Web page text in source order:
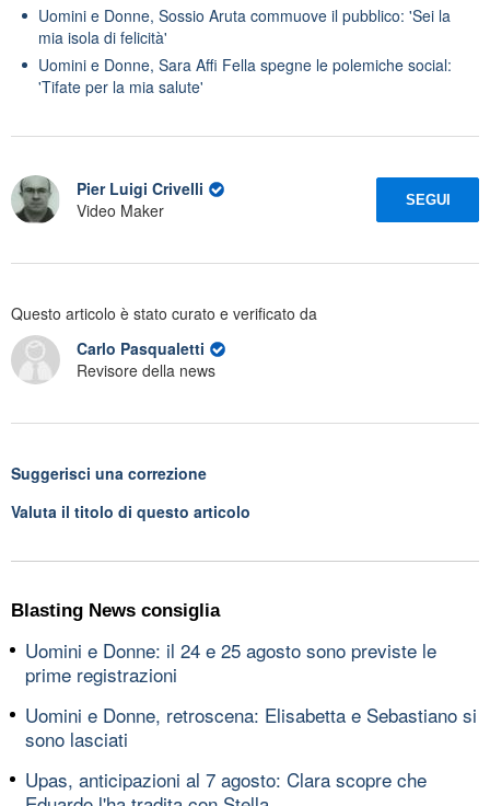
Uomini e Donne, Sossio Aruta commuove il pubblico: 'Sei la
mia isola di felicità'
Uomini e Donne, Sara Affi Fella spegne le polemiche social:
'Tifate per la mia salute'
Pier Luigi Crivelli
Video Maker
SEGUI
Questo articolo è stato curato e verificato da
Carlo Pasqualetti
Revisore della news
Suggerisci una correzione
Valuta il titolo di questo articolo
Blasting News consiglia
Uomini e Donne: il 24 e 25 agosto sono previste le
prime registrazioni
Uomini e Donne, retroscena: Elisabetta e Sebastiano si
sono lasciati
Upas, anticipazioni al 7 agosto: Clara scopre che